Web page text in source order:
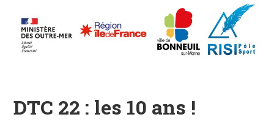
DTC 22 : les 10 ans !